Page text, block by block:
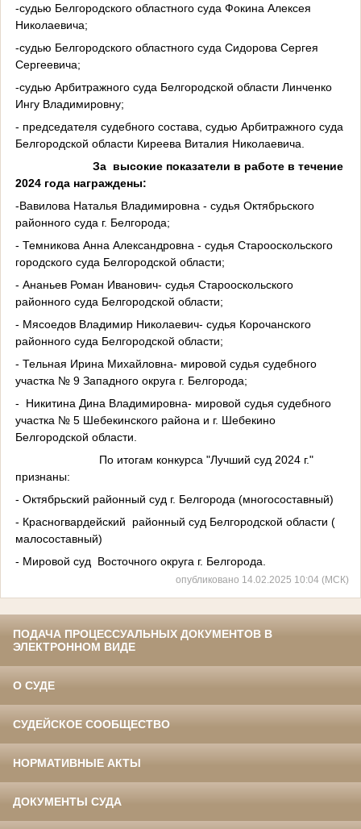
-судью Белгородского областного суда Фокина Алексея
Николаевича;
-судью Белгородского областного суда Сидорова Сергея
Сергеевича;
-судью Арбитражного суда Белгородской области Линченко
Ингу Владимировну;
- председателя судебного состава, судью Арбитражного суда
Белгородской области Киреева Виталия Николаевича.
За высокие показатели в работе в течение
2024 года награждены:
-Вавилова Наталья Владимировна - судья Октябрьского
районного суда г. Белгорода;
- Темникова Анна Александровна - судья Старооскольского
городского суда Белгородской области;
- Ананьев Роман Иванович- судья Старооскольского
районного суда Белгородской области;
- Мясоедов Владимир Николаевич- судья Корочанского
районного суда Белгородской области;
- Тельная Ирина Михайловна- мировой судья судебного
участка № 9 Западного округа г. Белгорода;
- Никитина Дина Владимировна- мировой судья судебного
участка № 5 Шебекинского района и г. Шебекино
Белгородской области.
По итогам конкурса "Лучший суд 2024 г."
признаны:
- Октябрьский районный суд г. Белгорода (многосоставный)
- Красногвардейский районный суд Белгородской области (
малосоставный)
- Мировой суд Восточного округа г. Белгорода.
опубликовано 14.02.2025 10:04 (МСК)
ПОДАЧА ПРОЦЕССУАЛЬНЫХ ДОКУМЕНТОВ В
ЭЛЕКТРОННОМ ВИДЕ
О СУДЕ
СУДЕЙСКОЕ СООБЩЕСТВО
НОРМАТИВНЫЕ АКТЫ
ДОКУМЕНТЫ СУДА